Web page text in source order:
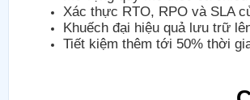
Xác thực RTO, RPO và SLA
Khuếch đại hiệu quả lưu trữ
Tiết kiệm thêm tới 50% thời